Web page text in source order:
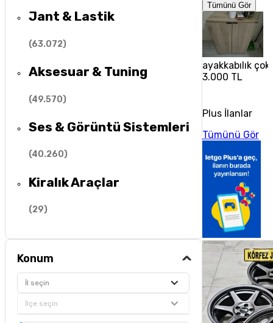
Jant & Lastik
(63.072)
Aksesuar & Tuning
(49.570)
Ses & Görüntü Sistemleri
(40.260)
Kiralık Araçlar
(29)
Konum
İl seçin
İlçe seçin
Tümünü Gör
ayakkabılık
3.000 TL
Plus İlanlar
Tümünü Gör